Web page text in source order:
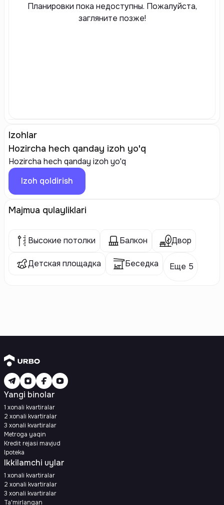
Планировки пока недоступны. Пожалуйста,
загляните позже!
Izohlar
Hozircha hech qanday izoh yo'q
Hozircha hech qanday izoh yo'q
Izoh qoldirish
Majmua qulayliklari
Высокие потолки Балкон Двор
Детская площадка Беседка Еще 5
Yangi binolar
1 xonali kvartiralar
2 xonali kvartiralar
3 xonali kvartiralar
Metroga yaqin
Kredit rejasi mavjud
Ipoteka
Ikkilamchi uylar
1 xonali kvartiralar
2 xonali kvartiralar
3 xonali kvartiralar
Ta'mirlangan